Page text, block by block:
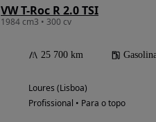
VW T-Roc R 2.0 TSI
1984 cm3 • 300 cv
25 700 km
Loures (Lisboa)
Profissional • Para o topo